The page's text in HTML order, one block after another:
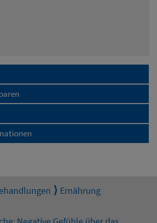
Ernährung